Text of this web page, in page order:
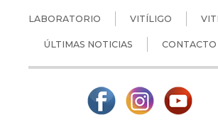
LABORATORIO VITÍLIGO
ÚLTIMAS NOTICIAS CONTACTO